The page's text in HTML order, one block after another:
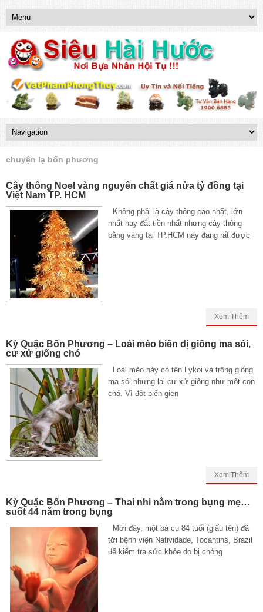
chuyện lạ bốn phương
Cây thông Noel vàng nguyên chất giá nửa tỷ đồng tại
Việt Nam TP. HCM
Không phải là cây thông cao nhất, lớn
nhất hay đắt tiền nhất nhưng cây thông
bằng vàng tại TP.HCM này đang rất được
Xem Thêm
Kỳ Quặc Bốn Phương – Loài mèo biến dị giống ma sói,
cư xử giống chó
Loài mèo này có tên Lykoi và trông giống
ma sói nhưng lại cư xử giống như một con
chó. Vì đột biến gien
Xem Thêm
Kỳ Quặc Bốn Phương – Thai nhi nằm trong bụng mẹ…
suốt 44 năm trong bụng
Mới đây, một bà cụ 84 tuổi (giấu tên) đã
tới bệnh viện Natividade, Tocantins, Brazil
để kiểm tra sức khỏe do bị chóng